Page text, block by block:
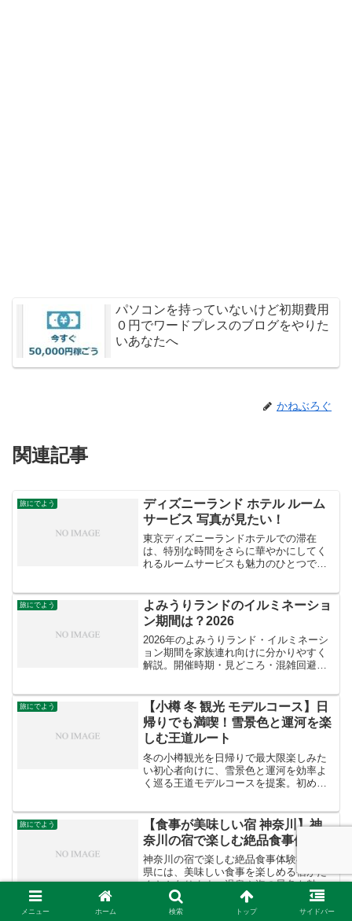
パソコンを持っていないけど初期費用
０円でワードプレスのブログをやりた
いあなたへ
かねぶろぐ
関連記事
旅にでよう
ディズニーランド ホテル ルーム
サービス 写真が見たい！
東京ディズニーランドホテルでの滞在
は、特別な時間をさらに華やかにしてく
れるルームサービスも魅力のひとつで
のサービスは、まさに夢のような体験で
す。この記事では、そんなルー...
旅にでよう
よみうりランドのイルミネーショ
ン期間は？2026
2026年のよみうりランド・イルミネーシ
ョン期間を家族連れ向けに分かりやすく
解説。開催時期・見どころ・混雑回避ポ
旅にでよう
【小樽 冬 観光 モデルコース】日
帰りでも満喫！雪景色と運河を楽
しむ王道ルート
冬の小樽観光を日帰りで最大限楽しみた
い初心者向けに、雪景色と運河を効率よ
く巡る王道モデルコースを提案。初めて
旅にでよう
【食事が美味しい宿 神奈川】神
奈川の宿で楽しむ絶品食事体験
神奈川の宿で楽しむ絶品食事体験神奈川
県には、美味しい食事を楽しめる宿がた
くさんあります。温泉や海の景色も魅力
的な神奈川県で、おすすめの宿をいくつ
かご紹介しますね。鎌倉パークホテル：
メニュー ホーム 検索 トップ サイドバー